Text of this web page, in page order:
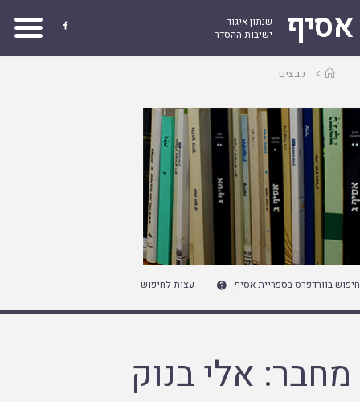
אסיף
שנתון איגוד
ישיבות ההסדר

עמודקבצים
חיפוש בוורדפרס בספריית אסיף  עצות לחיפוש
מחבר: אלי בנוק